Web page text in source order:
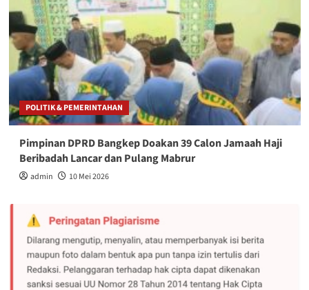
POLITIK & PEMERINTAHAN
Pimpinan DPRD Bangkep Doakan 39 Calon Jamaah Haji
Beribadah Lancar dan Pulang Mabrur
admin 10 Mei 2026